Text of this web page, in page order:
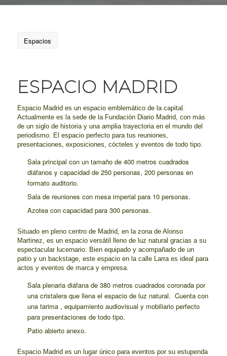
Espacios
ESPACIO MADRID
Espacio Madrid es un espacio emblemático de la capital.
Actualmente es la sede de la Fundación Diario Madrid, con más
de un siglo de historia y una amplia trayectoria en el mundo del
periodismo. El espacio perfecto para tus reuniones,
presentaciones, exposiciones, cócteles y eventos de todo tipo.
Sala principal con un tamaño de 400 metros cuadrados
diáfanos y capacidad de 250 personas, 200 personas en
formato auditorio.
Sala de reuniones con mesa imperial para 10 personas.
Azotea con capacidad para 300 personas.
Situado en pleno centro de Madrid, en la zona de Alonso
Martinez, es un espacio versátil lleno de luz natural gracias a su
espectacular lucernario. Bien equipado y acompañado de un
patio y un backstage, este espacio en la calle Larra es ideal para
actos y eventos de marca y empresa.
Sala plenaria diáfana de 380 metros cuadrados coronada por
una cristalera que llena el espacio de luz natural. Cuenta con
una tarima , equipamiento audiovisual y mobiliario perfecto
para presentaciones de todo tipo.
Patio abierto anexo.
Espacio Madrid es un lugar único para eventos por su estupenda